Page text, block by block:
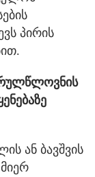
პირის
ან ბავშვის